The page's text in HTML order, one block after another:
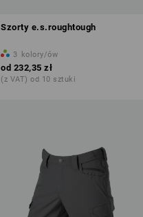
Szorty e.s.roughtough
3 kolory/ów
od 232,35 zł
(z VAT) od 10 sztuki